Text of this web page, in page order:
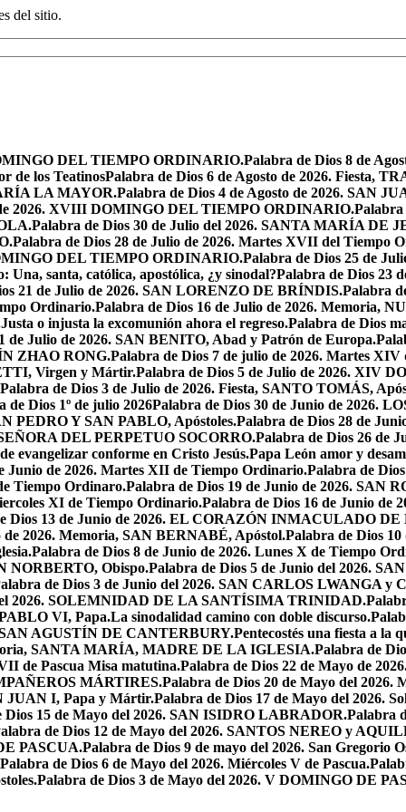
del sitio.
DEL TIEMPO ORDINARIO.Palabra de Dios 8 de
de los TeatinosPalabra de Dios 6 de Agosto de 2026. Fiesta,
LA MAYOR.Palabra de Dios 4 de Agosto de 2026. SAN
2026. XVIII DOMINGO DEL TIEMPO ORDINARIO.Palabra
Palabra de Dios 30 de Julio del 2026. SANTA MARÍA DE
Palabra de Dios 28 de Julio de 2026. Martes XVII del Tiempo
DEL TIEMPO ORDINARIO.Palabra de Dios 25 de
Una, santa, católica, apostólica, ¿y sinodal?Palabra de Dios 23
21 de Julio de 2026. SAN LORENZO DE BRÍNDIS.Palabra
Ordinario.Palabra de Dios 16 de Julio de 2026. Memoria,
Justa o injusta la excomunión ahora el regreso.Palabra de Dios
de Julio de 2026. SAN BENITO, Abad y Patrón de Europa.
ZHAO RONG.Palabra de Dios 7 de julio de 2026. Martes
Virgen y Mártir.Palabra de Dios 5 de Julio de 2026. XIV
Palabra de Dios 3 de Julio de 2026. Fiesta, SANTO TOMÁS,
de Dios 1º de julio 2026Palabra de Dios 30 de Junio de 2026.
PEDRO Y SAN PABLO, Apóstoles.Palabra de Dios 28 de
DEL PERPETUO SOCORRO.Palabra de Dios 26 de
evangelizar conforme en Cristo Jesús.Papa León amor y
Junio de 2026. Martes XII de Tiempo Ordinario.Palabra de
Tiempo Ordinaro.Palabra de Dios 19 de Junio de 2026. SAN
XI de Tiempo Ordinario.Palabra de Dios 16 de Junio de
Dios 13 de Junio de 2026. EL CORAZÓN INMACULADO
de 2026. Memoria, SAN BERNABÉ, Apóstol.Palabra de Dios
Palabra de Dios 8 de Junio de 2026. Lunes X de Tiempo
NORBERTO, Obispo.Palabra de Dios 5 de Junio del 2026.
de Dios 3 de Junio del 2026. SAN CARLOS LWANGA y
2026. SOLEMNIDAD DE LA SANTÍSIMA TRINIDAD.
VI, Papa.La sinodalidad camino con doble discurso.
SAN AGUSTÍN DE CANTERBURY.Pentecostés una fiesta a la
SANTA MARÍA, MADRE DE LA IGLESIA.Palabra de
de Pascua Misa matutina.Palabra de Dios 22 de Mayo de
MÁRTIRES.Palabra de Dios 20 de Mayo del 2026.
JUAN I, Papa y Mártir.Palabra de Dios 17 de Mayo del 2026.
Dios 15 de Mayo del 2026. SAN ISIDRO LABRADOR.Palabra
de Dios 12 de Mayo del 2026. SANTOS NEREO y
PASCUA.Palabra de Dios 9 de mayo del 2026. San Gregorio
Palabra de Dios 6 de Mayo del 2026. Miércoles V de Pascua.
Palabra de Dios 3 de Mayo del 2026. V DOMINGO DE